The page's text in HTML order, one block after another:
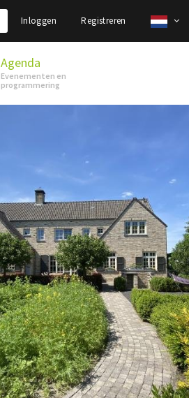
Inloggen Registreren
Agenda
Evenementen en
programmering